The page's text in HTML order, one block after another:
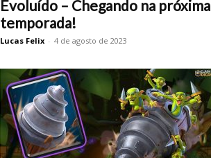
Evoluído – Chegando na próxima
temporada!
Lucas Felix - 4 de agosto de 2023